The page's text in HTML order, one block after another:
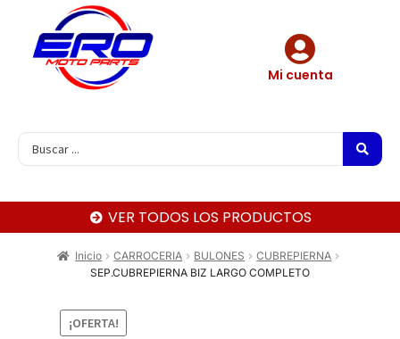
Mi cuenta
VER TODOS LOS PRODUCTOS
Inicio CARROCERIA BULONES
CUBREPIERNA
SEP.CUBREPIERNA BIZ LARGO COMPLETO
¡OFERTA!